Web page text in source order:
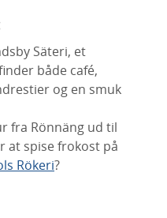
Säteri, et
både café,
og en smuk
fra Rönnäng ud til
at spise frokost på
Rökeri?